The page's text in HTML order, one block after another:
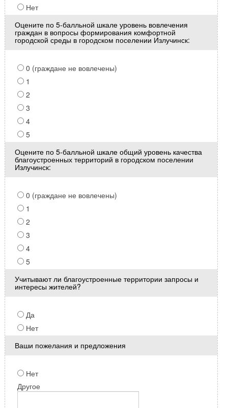
Нет
Оцените по 5-балльной шкале уровень вовлечения
граждан в вопросы формирования комфортной
городской среды в городском поселении Излучинск:
0 (граждане не вовлечены)
1
2
3
4
5
Оцените по 5-балльной шкале общий уровень качества
благоустроенных территорий в городском поселении
Излучинск:
0 (граждане не вовлечены)
1
2
3
4
5
Учитывают ли благоустроенные территории запросы и
интересы жителей?
Да
Нет
Ваши пожелания и предложения
Нет
Другое